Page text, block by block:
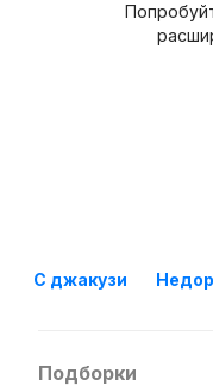
С джакузи
Подборки